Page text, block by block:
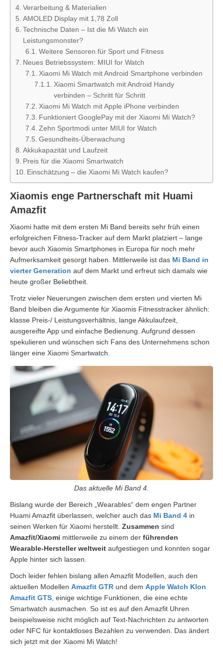
Verarbeitung & Materialien
AMOLED Display mit 1,78 Zoll
Technische Daten – Ist die Mi Watch ein
Leistungsmonster?
Weitere Sensoren für Sport und Fitness
Neues Betriebssystem: MIUI for Watch
Xiaomi Mi Watch mit Android Smartphone verbinden
Xiaomi Smartwatch mit Android Handy
verbinden – Schritt für Schritt
Xiaomi Mi Watch mit Apple iPhone verbinden
Funktioniert GooglePay mit der Xiaomi Mi Watch?
Zehn Sportmodi unter MIUI for Watch
Gesundheits-Überwachung
Akkukapazität und Laufzeit
Preis für die Xiaomi Smartwatch
Einschätzung – die Xiaomi Mi Watch kaufen?
Xiaomis enge Partnerschaft mit Huami
Amazfit
Xiaomi hatte mit dem ersten Mi Band bereits sehr früh einen
erfolgreichen Fitness-Tracker auf dem Markt platziert – lange
bevor auch Xiaomis Smartphones in Europa für noch mehr
Aufmerksamkeit gesorgt haben. Mittlerweile ist das Mi Band in
vierter Generation auf dem Markt und erfreut sich damals wie
heute großer Beliebtheit.
Trotz vieler Neuerungen zwischen dem ersten und vierten Mi
Band bleiben die Argumente für Xiaomis Fitnesstracker ähnlich:
klasse Preis-/ Leistungsverhältnis, lange Akkulaufzeit,
ausgereifte App und einfache Bedienung. Aufgrund dessen
spekulieren und wünschen sich Fans des Unternehmens schon
länger eine Xiaomi Smartwatch.
Das aktuelle Mi Band 4.
Bislang wurde der Bereich „Wearables“ dem engen Partner
Huami Amazfit überlassen, welcher auch das Mi Band 4 in
seinen Werken für Xiaomi herstellt. Zusammen sind
Amazfit/Xiaomi mittlerweile zu einem der führenden
Wearable-Hersteller weltweit aufgestiegen und konnten sogar
Apple hinter sich lassen.
Doch leider fehlen bislang allen Amazfit Modellen, auch den
aktuellen Modellen Amazfit GTR und dem Apple Watch Klon
Amazfit GTS , einige wichtige Funktionen, die eine echte
Smartwatch ausmachen. So ist es auf den Amazfit Uhren
beispielsweise nicht möglich auf Text-Nachrichten zu antworten
oder NFC für kontaktloses Bezahlen zu verwenden. Das ändert
sich jetzt mit der Xiaomi Mi Watch!